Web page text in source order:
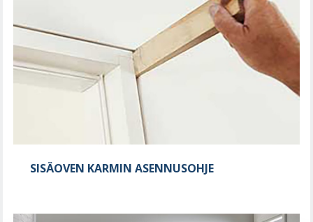
SISÄOVEN KARMIN ASENNUSOHJE